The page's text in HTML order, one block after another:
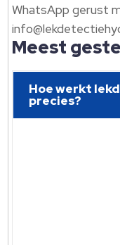
WhatsApp gerust
Meest
Hoe werkt
precies?